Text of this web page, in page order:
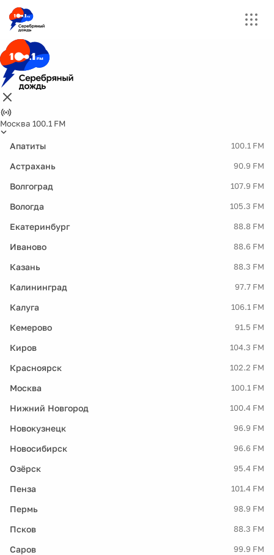
Москва 100.1 FM
Апатиты 100.1 FM
Астрахань 90.9 FM
Волгоград 107.9 FM
Вологда 105.3 FM
Екатеринбург 88.8 FM
Иваново 88.6 FM
Казань 88.3 FM
Калининград 97.7 FM
Калуга 106.1 FM
Кемерово 91.5 FM
Киров 104.3 FM
Красноярск 102.2 FM
Москва 100.1 FM
Нижний Новгород 100.4 FM
Новокузнецк 96.9 FM
Новосибирск 96.6 FM
Озёрск 95.4 FM
Пенза 101.4 FM
Пермь 98.9 FM
Псков 88.3 FM
Саров 99.9 FM